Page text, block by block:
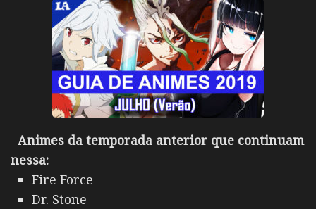
Animes da temporada anterior que continuam
nessa:
Fire Force
Dr. Stone